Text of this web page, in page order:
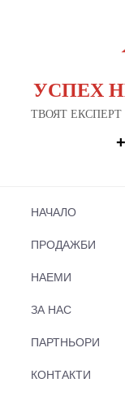
УСПЕХ
ТВОЯТ
НАЧАЛО
ПРОДАЖБИ
НАЕМИ
ЗА НАС
ПАРТНЬОРИ
КОНТАКТИ